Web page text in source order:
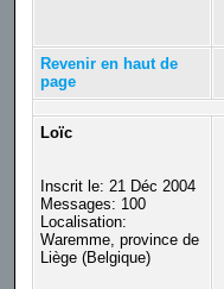
Revenir en haut de
page
Loïc
Inscrit le: 21 Déc 2004
Messages: 100
Localisation:
Waremme, province de
Liège (Belgique)